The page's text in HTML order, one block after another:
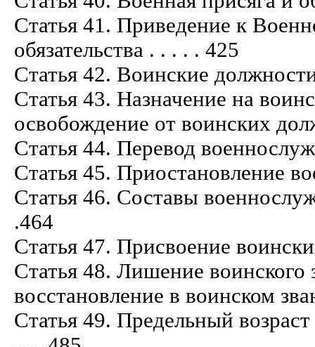
Статья 41. Приведение к
обязательства . . . . . 425
Статья 42. Воинские
Статья 43. Назначение на
освобождение от воинских
Статья 44. Перевод
Статья 45. Приостановление
Статья 46. Составы
.464
Статья 47. Присвоение
Статья 48. Лишение воинского
восстановление в воинском
Статья 49. Предельный